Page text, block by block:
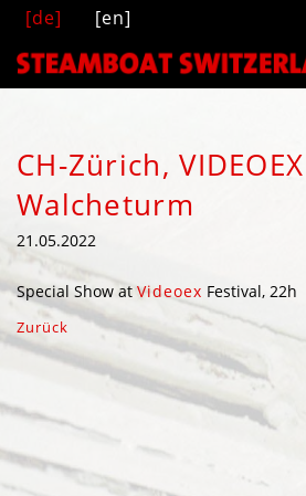
[de] [en]
CH-Zürich,
Walcheturm
21.05.2022
Special Show at Videoex Festival, 22h
Zurück